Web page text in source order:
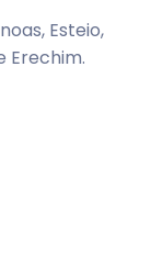
Esteio,
Erechim.